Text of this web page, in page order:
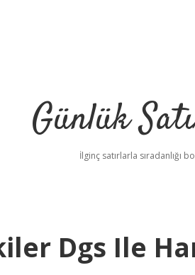
Günlük
İlginç satırlarla sıradanlığı
Dgs Ile